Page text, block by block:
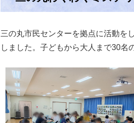
三の丸市民センターを拠点に活動を
しました。子どもから大人まで30名